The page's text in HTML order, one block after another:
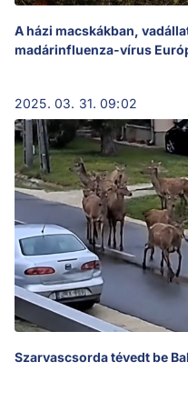
A házi macskákban,
madárinfluenza-vírus
2025. 03. 31. 09:02
Szarvascsorda tévedt be